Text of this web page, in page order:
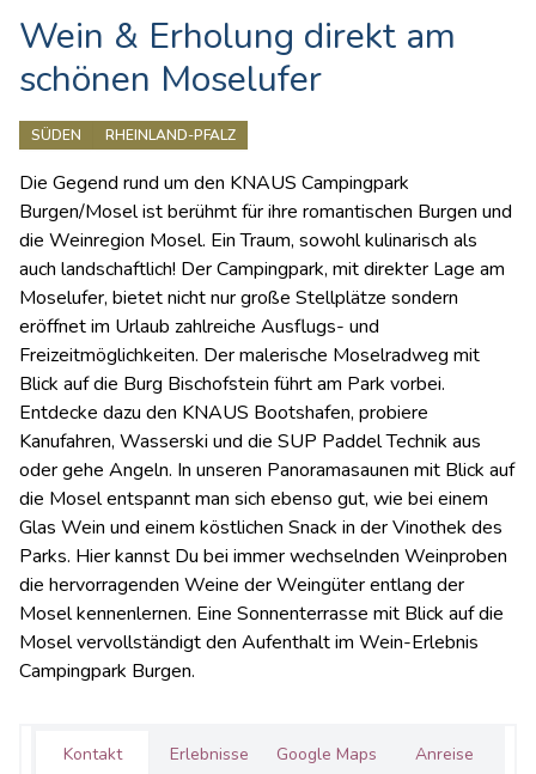
Wein & Erholung direkt am
schönen Moselufer
SÜDEN RHEINLAND-PFALZ
Die Gegend rund um den KNAUS Campingpark
Burgen/Mosel ist berühmt für ihre romantischen Burgen und
die Weinregion Mosel. Ein Traum, sowohl kulinarisch als
auch landschaftlich! Der Campingpark, mit direkter Lage am
Moselufer, bietet nicht nur große Stellplätze sondern
eröffnet im Urlaub zahlreiche Ausflugs- und
Freizeitmöglichkeiten. Der malerische Moselradweg mit
Blick auf die Burg Bischofstein führt am Park vorbei.
Entdecke dazu den KNAUS Bootshafen, probiere
Kanufahren, Wasserski und die SUP Paddel Technik aus
oder gehe Angeln. In unseren Panoramasaunen mit Blick auf
die Mosel entspannt man sich ebenso gut, wie bei einem
Glas Wein und einem köstlichen Snack in der Vinothek des
Parks. Hier kannst Du bei immer wechselnden Weinproben
die hervorragenden Weine der Weingüter entlang der
Mosel kennenlernen. Eine Sonnenterrasse mit Blick auf die
Mosel vervollständigt den Aufenthalt im Wein-Erlebnis
Campingpark Burgen.
Kontakt Erlebnisse Google Maps Anreise